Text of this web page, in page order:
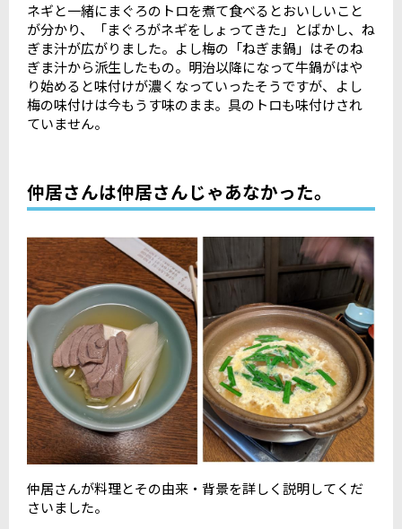
ネギと一緒にまぐろのトロを煮て食べるとおいしいこと
が分かり、「まぐろがネギをしょってきた」とばかし、ね
ぎま汁が広がりました。よし梅の「ねぎま鍋」はそのね
ぎま汁から派生したもの。明治以降になって牛鍋がはや
り始めると味付けが濃くなっていったそうですが、よし
梅の味付けは今もうす味のまま。具のトロも味付けされ
ていません。
仲居さんは仲居さんじゃあなかった。
仲居さんが料理とその由来・背景を詳しく説明してくだ
さいました。